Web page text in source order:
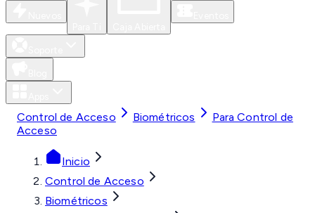
Control de Acceso Biométricos
Para Control de
Acceso
Inicio
Control de Acceso
Biométricos